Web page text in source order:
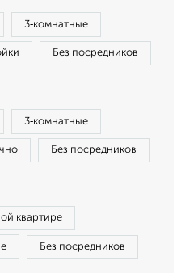
3‑комнатные
Без посредников
3‑комнатные
Без посредников
квартире
Без посредников